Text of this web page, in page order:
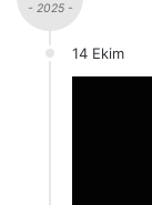
- 2025 -
14 Ekim